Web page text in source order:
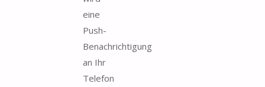
eine
Push-
Benachrichtigung
an Ihr
Telefon